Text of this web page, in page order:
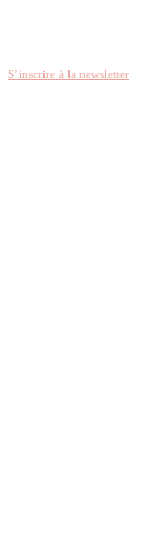
S’inscrire à la newsletter